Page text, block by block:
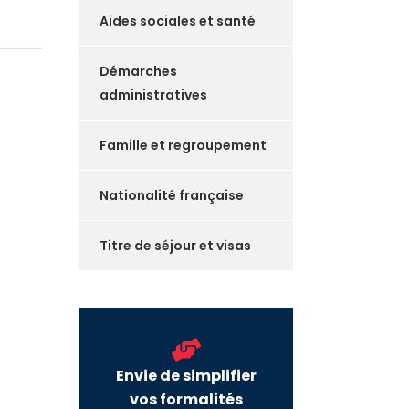
Aides sociales et santé
Démarches
administratives
Famille et regroupement
Nationalité française
Titre de séjour et visas
Envie de simplifier
vos formalités